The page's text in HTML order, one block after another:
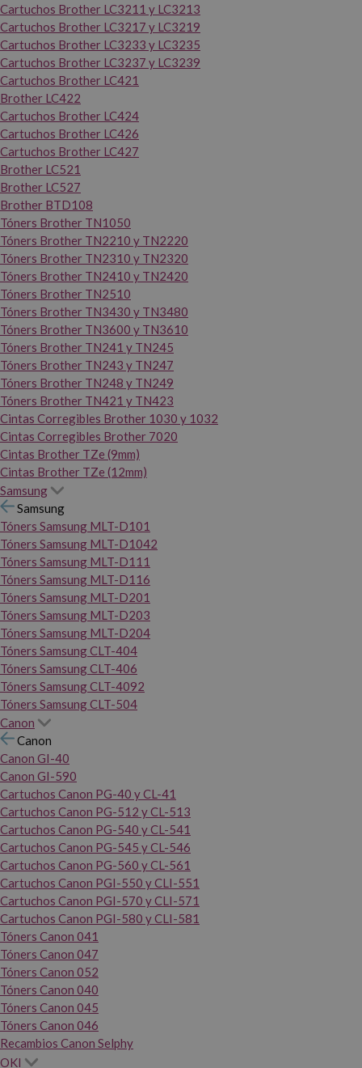
Cartuchos Brother LC3211 y LC3213
Cartuchos Brother LC3217 y LC3219
Cartuchos Brother LC3233 y LC3235
Cartuchos Brother LC3237 y LC3239
Cartuchos Brother LC421
Brother LC422
Cartuchos Brother LC424
Cartuchos Brother LC426
Cartuchos Brother LC427
Brother LC521
Brother LC527
Brother BTD108
Tóners Brother TN1050
Tóners Brother TN2210 y TN2220
Tóners Brother TN2310 y TN2320
Tóners Brother TN2410 y TN2420
Tóners Brother TN2510
Tóners Brother TN3430 y TN3480
Tóners Brother TN3600 y TN3610
Tóners Brother TN241 y TN245
Tóners Brother TN243 y TN247
Tóners Brother TN248 y TN249
Tóners Brother TN421 y TN423
Cintas Corregibles Brother 1030 y 1032
Cintas Corregibles Brother 7020
Cintas Brother TZe (9mm)
Cintas Brother TZe (12mm)
Samsung
Samsung
Tóners Samsung MLT-D101
Tóners Samsung MLT-D1042
Tóners Samsung MLT-D111
Tóners Samsung MLT-D116
Tóners Samsung MLT-D201
Tóners Samsung MLT-D203
Tóners Samsung MLT-D204
Tóners Samsung CLT-404
Tóners Samsung CLT-406
Tóners Samsung CLT-4092
Tóners Samsung CLT-504
Canon
Canon
Canon GI-40
Canon GI-590
Cartuchos Canon PG-40 y CL-41
Cartuchos Canon PG-512 y CL-513
Cartuchos Canon PG-540 y CL-541
Cartuchos Canon PG-545 y CL-546
Cartuchos Canon PG-560 y CL-561
Cartuchos Canon PGI-550 y CLI-551
Cartuchos Canon PGI-570 y CLI-571
Cartuchos Canon PGI-580 y CLI-581
Tóners Canon 041
Tóners Canon 047
Tóners Canon 052
Tóners Canon 040
Tóners Canon 045
Tóners Canon 046
Recambios Canon Selphy
OKI